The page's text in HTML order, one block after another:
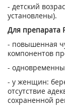
- детский
установлены).
Для препарата
- повышенная
компонентов
-
- у женщин:
отсутствие
сохраненной